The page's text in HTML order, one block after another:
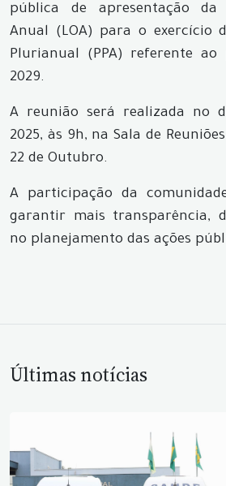
pública de apresentação da
Anual (LOA) para o exercício
Plurianual (PPA) referente ao
2029.
A reunião será realizada no
2025, às 9h, na Sala de
22 de Outubro.
A participação da
garantir mais transparência,
no planejamento das ações
Últimas notícias